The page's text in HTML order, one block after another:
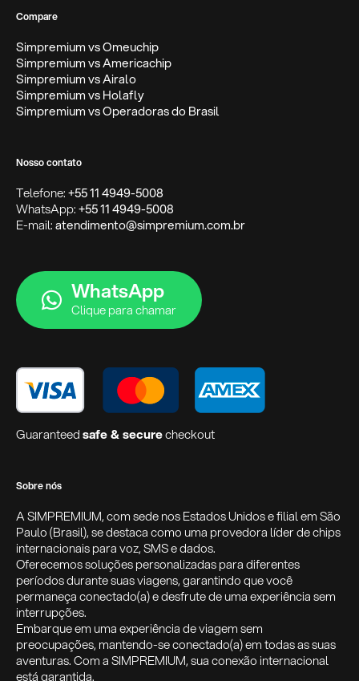
Compare
Simpremium vs Omeuchip
Simpremium vs Americachip
Simpremium vs Airalo
Simpremium vs Holafly
Simpremium vs Operadoras do Brasil
Nosso contato
Telefone:+55 11 4949-5008
WhatsApp:+55 11 4949-5008
E-mail:atendimento@simpremium.com.br
WhatsApp
Clique para chamar
Guaranteedsafe & securecheckout
Sobre nós
A SIMPREMIUM, com sede nos Estados Unidos e filial em São
Paulo (Brasil), se destaca como uma provedora líder de chips
internacionais para voz, SMS e dados.
Oferecemos soluções personalizadas para diferentes
períodos durante suas viagens, garantindo que você
permaneça conectado(a) e desfrute de uma experiência sem
interrupções.
Embarque em uma experiência de viagem sem
preocupações, mantendo-se conectado(a) em todas as suas
aventuras. Com a SIMPREMIUM, sua conexão internacional
está garantida.